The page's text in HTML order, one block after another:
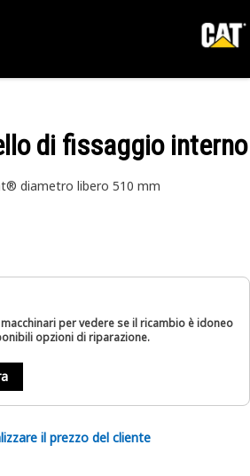
di fissaggio interno
diametro libero 510 mm
per vedere se il ricambio è idoneo
opzioni di riparazione.
il prezzo del cliente